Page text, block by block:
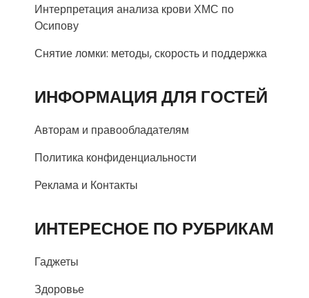
Интерпретация анализа крови ХМС по
Осипову
Снятие ломки: методы, скорость и поддержка
ИНФОРМАЦИЯ ДЛЯ ГОСТЕЙ
Авторам и правообладателям
Политика конфиденциальности
Реклама и Контакты
ИНТЕРЕСНОЕ ПО РУБРИКАМ
Гаджеты
Здоровье